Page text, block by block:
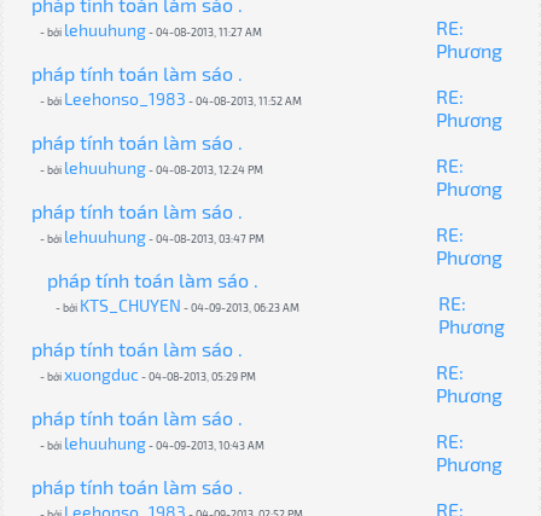
pháp tính toán làm sáo .
- bởi lehuuhung- 04-08-2013, 11:27 AM
RE:
Phương
pháp tính toán làm sáo .
- bởi Leehonso_1983 - 04-08-2013, 11:52 AM
RE:
Phương
pháp tính toán làm sáo .
- bởi lehuuhung- 04-08-2013, 12:24 PM
RE:
Phương
pháp tính toán làm sáo .
- bởi lehuuhung- 04-08-2013, 03:47 PM
RE:
Phương
pháp tính toán làm sáo .
- bởi KTS_CHUYEN - 04-09-2013, 06:23 AM
RE:
Phương
pháp tính toán làm sáo .
- bởixuongduc- 04-08-2013, 05:29 PM
RE:
Phương
pháp tính toán làm sáo .
- bởi lehuuhung- 04-09-2013, 10:43 AM
RE:
Phương
pháp tính toán làm sáo .
RE: